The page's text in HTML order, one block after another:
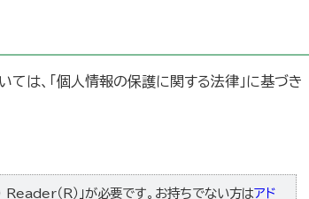
は、「個人情報の保護に関する法律」に基づき
（R）」が必要です。お持ちでない方はアド